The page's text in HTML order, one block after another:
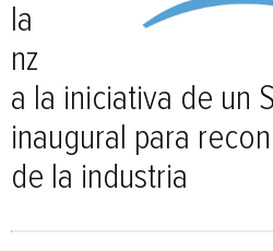
la
nz
a la iniciativa de un
inaugural para
de la industria